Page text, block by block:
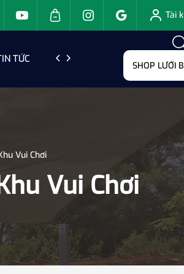
Tài
TỨC LIÊN HỆ
SHOP LƯỚI
Vui Chơi
Vui Chơi